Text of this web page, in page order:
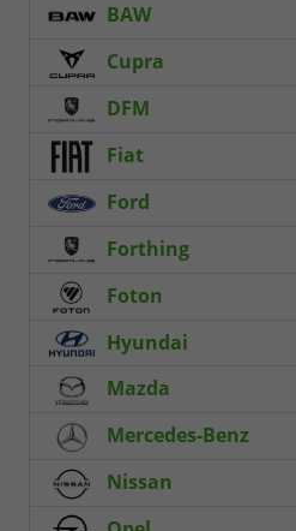
BAW
Cupra
DFM
Fiat
Ford
Forthing
Foton
Hyundai
Mazda
Mercedes-Benz
Nissan